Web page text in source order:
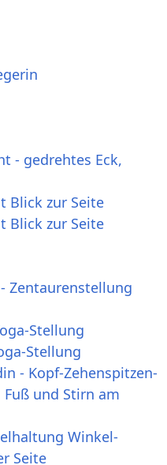
- gedrehtes Eck,
Blick zur Seite
Blick zur Seite
Zentaurenstellung
Stellung
Stellung
- Kopf-Zehenspitzen-
und Stirn am
Winkel-
Seite